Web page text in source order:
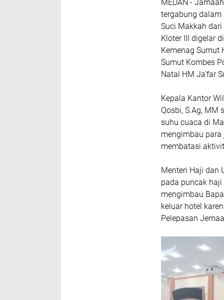
MEDAN -
tergabung dalam
Suci Makkah
Kloter III digelar
Kemenag Sumut
Sumut Kombes
Natal HM Ja'far
Kepala Kantor
Qosbi, S.Ag, MM
suhu cuaca di
mengimbau
membatasi
Menteri Haji dan
pada puncak
mengimbau
keluar hotel
Pelepasan